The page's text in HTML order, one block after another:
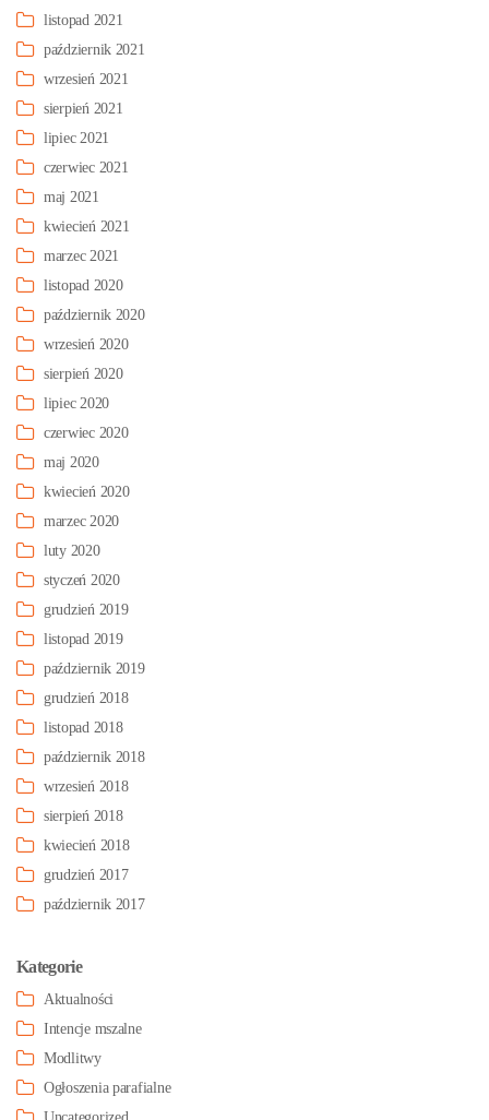
listopad 2021
październik 2021
wrzesień 2021
sierpień 2021
lipiec 2021
czerwiec 2021
maj 2021
kwiecień 2021
marzec 2021
listopad 2020
październik 2020
wrzesień 2020
sierpień 2020
lipiec 2020
czerwiec 2020
maj 2020
kwiecień 2020
marzec 2020
luty 2020
styczeń 2020
grudzień 2019
listopad 2019
październik 2019
grudzień 2018
listopad 2018
październik 2018
wrzesień 2018
sierpień 2018
kwiecień 2018
grudzień 2017
październik 2017
Kategorie
Aktualności
Intencje mszalne
Modlitwy
Ogłoszenia parafialne